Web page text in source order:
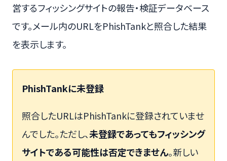
営するフィッシングサイトの報告・検証データベース
です。メール内のURLをPhishTankと照合した結果
を表示します。
PhishTankに未登録
照合したURLはPhishTankに登録されていませ
んでした。ただし、未登録であってもフィッシング
サイトである可能性は否定できません。新しい